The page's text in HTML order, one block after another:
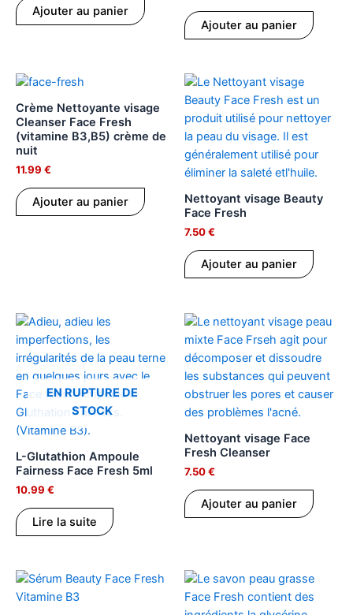
Ajouter au panier
Ajouter au panier
Crème Nettoyante visage
Cleanser Face Fresh
(vitamine B3,B5) crème de
nuit
11.99 €
Ajouter au panier
Nettoyant visage Beauty
Face Fresh
7.50€
Ajouter au panier
EN RUPTURE DE
STOCK
L-Glutathion Ampoule
Fairness Face Fresh 5ml
10.99 €
Lire la suite
Nettoyant visage Face
Fresh Cleanser
7.50€
Ajouter au panier